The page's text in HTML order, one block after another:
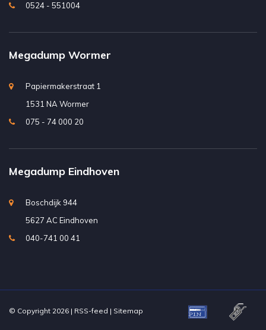
0524 - 551004
Megadump Wormer
Papiermakerstraat 1
1531 NA Wormer
075 - 74 000 20
Megadump Eindhoven
Boschdijk 944
5627 AC Eindhoven
040-741 00 41
© Copyright 2026 | RSS-feed | Sitemap